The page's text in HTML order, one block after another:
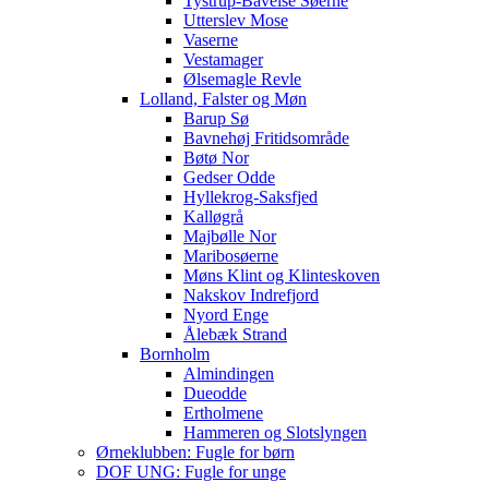
Utterslev Mose
Vaserne
Vestamager
Ølsemagle Revle
Lolland, Falster og Møn
Barup Sø
Bavnehøj Fritidsområde
Bøtø Nor
Gedser Odde
Hyllekrog-Saksfjed
Kalløgrå
Majbølle Nor
Maribosøerne
Møns Klint og Klinteskoven
Nakskov Indrefjord
Nyord Enge
Ålebæk Strand
Bornholm
Almindingen
Dueodde
Ertholmene
Hammeren og Slotslyngen
Ørneklubben: Fugle for børn
DOF UNG: Fugle for unge